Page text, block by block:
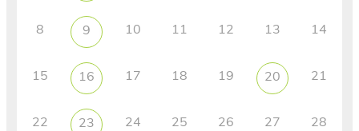
8 9 10 11 12 13 14
15 16 17 18 19 20 21
22 23 24 25 26 27 28